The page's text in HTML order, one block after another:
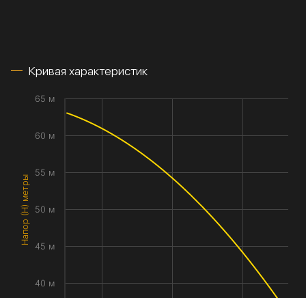
Кривая характеристик
Напор (H) метры
40 м
45 м
50 м
55 м
60 м
65 м